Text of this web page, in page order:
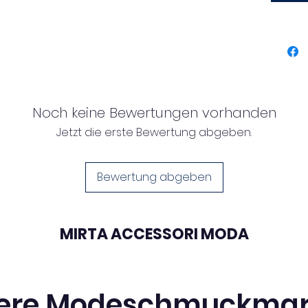
Noch keine Bewertungen vorhanden
Jetzt die erste Bewertung abgeben.
Bewertung abgeben
MIRTA ACCESSORI MODA